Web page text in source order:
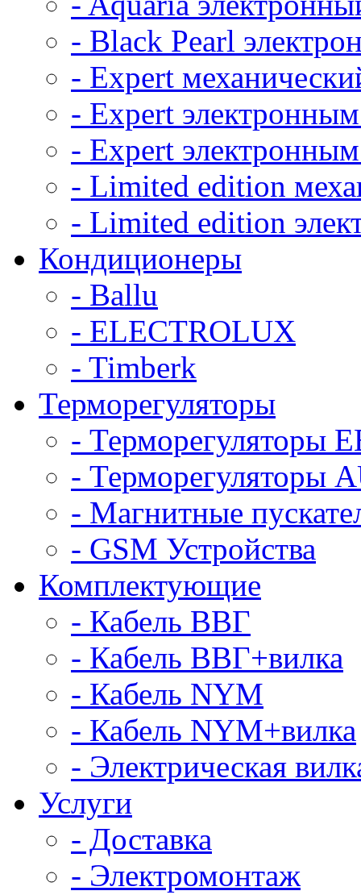
- Black Pearl
- Expert
- Expert
- Expert
- Limited edition
- Limited edition
Кондиционеры
- Ballu
- ELECTROLUX
- Timberk
Терморегуляторы
- Терморегуляторы
- Терморегуляторы
- Магнитные
- GSM Устройства
Комплектующие
- Кабель ВВГ
- Кабель ВВГ+вилка
- Кабель NYM
- Кабель NYM+вилка
- Электрическая
Услуги
- Доставка
- Электромонтаж